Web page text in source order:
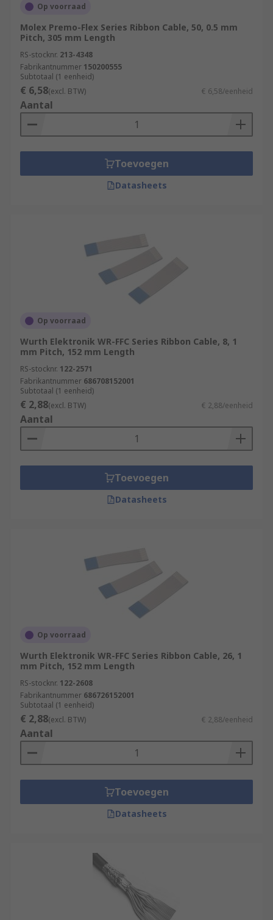
Op voorraad
Molex Premo-Flex Series Ribbon Cable, 50, 0.5 mm
Pitch, 305 mm Length
RS-stocknr. 213-4348
Fabrikantnummer 150200555
Subtotaal (1 eenheid)
€ 6,58(excl. BTW) € 6,58/eenheid
Aantal
Toevoegen
Datasheets
Op voorraad
Wurth Elektronik WR-FFC Series Ribbon Cable, 8, 1
mm Pitch, 152 mm Length
RS-stocknr. 122-2571
Fabrikantnummer 686708152001
Subtotaal (1 eenheid)
€ 2,88(excl. BTW) € 2,88/eenheid
Aantal
Toevoegen
Datasheets
Op voorraad
Wurth Elektronik WR-FFC Series Ribbon Cable, 26, 1
mm Pitch, 152 mm Length
RS-stocknr. 122-2608
Fabrikantnummer 686726152001
Subtotaal (1 eenheid)
€ 2,88(excl. BTW) € 2,88/eenheid
Aantal
Toevoegen
Datasheets